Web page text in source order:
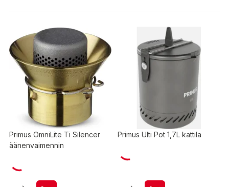
Primus OmniLite Ti Silencer
äänenvaimennin
Primus Ulti Pot 1,7L kattila